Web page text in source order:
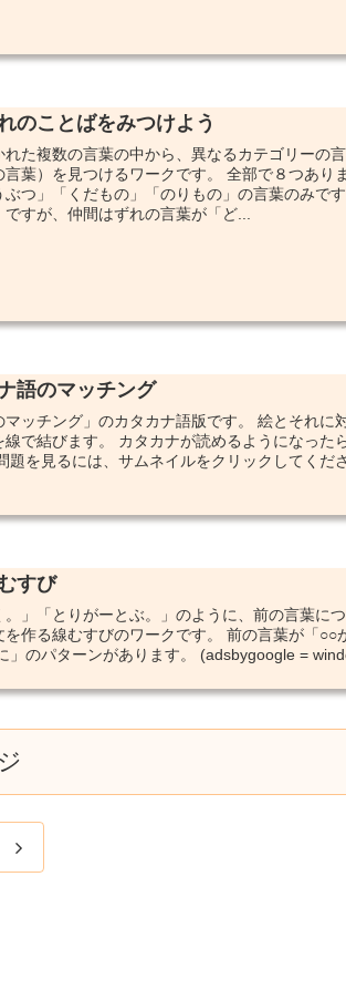
のことばをみつけよう
れた複数の言葉の中から、異なるカテゴリーの
言葉）を見つけるワークです。 全部で８つあり
ぶつ」「くだもの」「のりもの」の言葉のみで
ですが、仲間はずれの言葉が「ど...
語のマッチング
マッチング」のカタカナ語版です。 絵とそれに
線で結びます。 カタカナが読めるようになった
題を見るには、サムネイルをクリックしてくださ
すび
。」「とりがーとぶ。」のように、前の言葉につ
作る線むすびのワークです。 前の言葉が「○○
」のパターンがあります。 (adsbygoogle =